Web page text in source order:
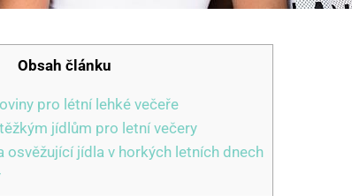
Obsah článku
pro létní lehké večeře
jídlům pro letní večery
osvěžující jídla v horkých letních dnech